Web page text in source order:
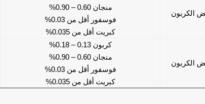
الكربون
منجان 0.60 – 0.90%
فوسفور أقل من 0.03%
كبريت أقل من 0.035%
الكربون
كربون 0.13 – 0.18%
منجان 0.60 – 0.90%
فوسفور أقل من 0.03%
كبريت أقل من 0.035%